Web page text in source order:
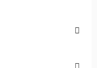
